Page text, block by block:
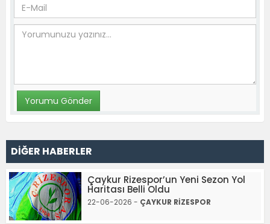
DİĞER HABERLER
Çaykur Rizespor’un Yeni Sezon Yol
Haritası Belli Oldu
22-06-2026 - ÇAYKUR RİZESPOR